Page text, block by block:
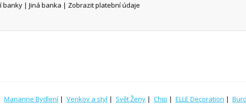
| Jiná banka | Zobrazit platební údaje
Marianne Bydlení | Venkov a styl | Svět Ženy | Chip | ELLE Decoration |